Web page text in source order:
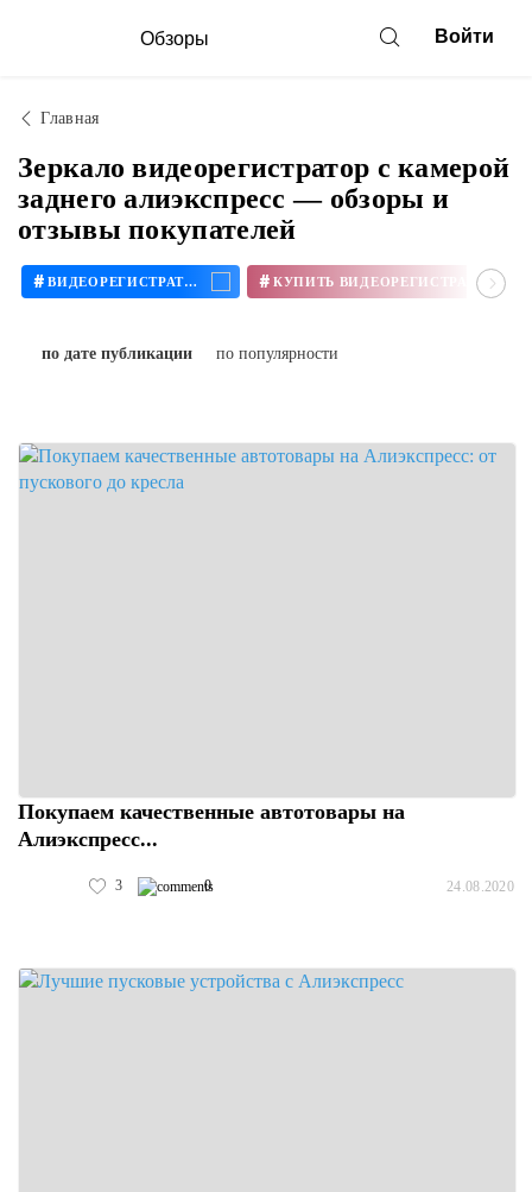
Обзоры Войти
Главная
Зеркало видеорегистратор с камерой
заднего алиэкспресс — обзоры и
отзывы покупателей
# ВИДЕОРЕГИСТРАТОР # КУПИТЬ ВИДЕОРЕГИСТРАТОР
по дате публикации по популярности
Покупаем качественные автотовары на
Алиэкспресс...
3 0 24.08.2020